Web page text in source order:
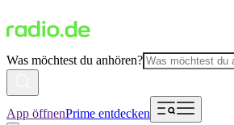
Was möchtest du anhören?
App öffnenPrime entdecken